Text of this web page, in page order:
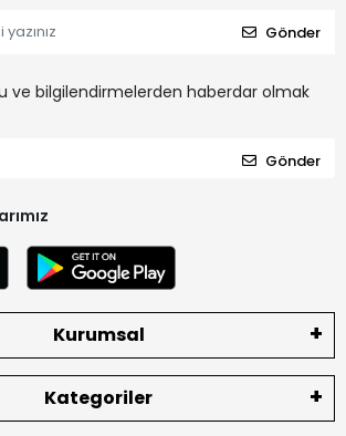
Gönder
ve bilgilendirmelerden haberdar olmak
Gönder
Kurumsal
Kategoriler